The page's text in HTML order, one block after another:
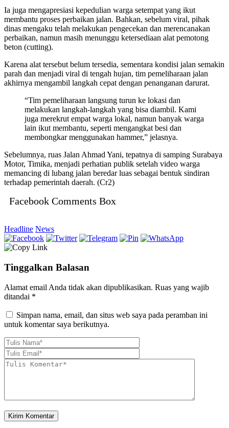
Ia juga mengapresiasi kepedulian warga setempat yang ikut
membantu proses perbaikan jalan. Bahkan, sebelum viral, pihak
dinas mengaku telah melakukan pengecekan dan merencanakan
perbaikan, namun masih menunggu ketersediaan alat pemotong
beton (cutting).
Karena alat tersebut belum tersedia, sementara kondisi jalan semakin
parah dan menjadi viral di tengah hujan, tim pemeliharaan jalan
akhirnya mengambil langkah cepat dengan penanganan darurat.
“Tim pemeliharaan langsung turun ke lokasi dan
melakukan langkah-langkah yang bisa diambil. Kami
juga merekrut empat warga lokal, namun banyak warga
lain ikut membantu, seperti mengangkat besi dan
membongkar menggunakan hammer,” jelasnya.
Sebelumnya, ruas Jalan Ahmad Yani, tepatnya di samping Surabaya
Motor, Timika, menjadi perhatian publik setelah video warga
memancing di lubang jalan beredar luas sebagai bentuk sindiran
terhadap pemerintah daerah. (Cr2)
Facebook Comments Box
Headline News
Tinggalkan Balasan
Alamat email Anda tidak akan dipublikasikan. Ruas yang wajib
ditandai *
Simpan nama, email, dan situs web saya pada peramban ini
untuk komentar saya berikutnya.